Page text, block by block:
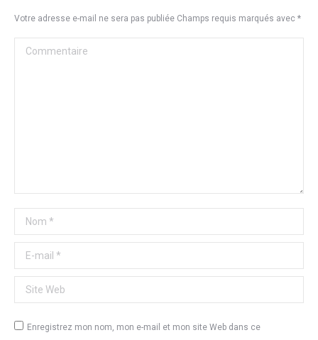
Votre adresse e-mail ne sera pas publiée Champs requis marqués avec *
Commentaire
Nom *
E-mail *
Site Web
Enregistrez mon nom, mon e-mail et mon site Web dans ce